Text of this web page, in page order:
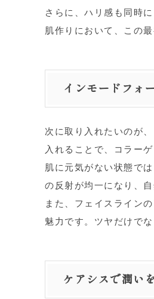
さらに、ハリ感も同時
肌作りにおいて、この
インモードフォ
次に取り入れたいのが
入れることで、コラー
肌に元気がない状態で
の反射が均一になり、
また、フェイスライン
魅力です。ツヤだけで
ケアシスで潤い